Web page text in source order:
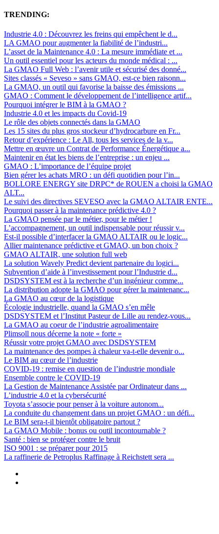
TRENDING:
Industrie 4.0 : Découvrez les freins qui empêchent le d...
LA GMAO pour augmenter la fiabilité de l’industri...
L’asset de la Maintenance 4.0 : La mesure immédiate et ...
Un outil essentiel pour les acteurs du monde médical : ...
La GMAO Full Web : l’avenir utile et sécurisé des donné...
Sites classés « Seveso » sans GMAO, est-ce bien raisonn...
La GMAO, un outil qui favorise la baisse des émissions ...
GMAO : Comment le développement de l’intelligence artif...
Pourquoi intégrer le BIM à la GMAO ?
Industrie 4.0 et les impacts du Covid-19
Le rôle des objets connectés dans la GMAO
Les 15 sites du plus gros stockeur d’hydrocarbure en Fr...
Retour d’expérience : Le All, tous les services de la v...
Mettre en œuvre un Contrat de Performance Énergétique a...
Maintenir en état les biens de l’entreprise : un enjeu ...
GMAO : L’importance de l’équipe projet
Bien gérer les achats MRO : un défi quotidien pour l’in...
BOLLORE ENERGY site DRPC* de ROUEN a choisi la GMAO
ALT...
Le suivi des directives SEVESO avec la GMAO ALTAIR ENTE...
Pourquoi passer à la maintenance prédictive 4.0 ?
La GMAO pensée par le métier, pour le métier !
L’accompagnement, un outil indispensable pour réussir v...
Est-il possible d’interfacer la GMAO ALTAIR ou le logic...
Allier maintenance prédictive et GMAO, un bon choix ?
GMAO ALTAIR, une solution full web
La solution Wavely Predict devient partenaire du logici...
Subvention d’aide à l’investissement pour l’Industrie d...
DSDSYSTEM est à la recherche d’un ingénieur comme...
La distribution adopte la GMAO pour gérer la maintenanc...
La GMAO au cœur de la logistique
Écologie industrielle, quand la GMAO s’en mêle
DSDSYSTEM et l’Institut Pasteur de Lille au rendez-vous...
La GMAO au coeur de l’industrie agroalimentaire
Plimsoll nous décerne la note « forte »
Réussir votre projet GMAO avec DSDSYSTEM
La maintenance des pompes à chaleur va-t-elle devenir o...
Le BIM au cœur de l’industrie
COVID-19 : remise en question de l’industrie mondiale
Ensemble contre le COVID-19
La Gestion de Maintenance Assistée par Ordinateur dans ...
L’industrie 4.0 et la cybersécurité
Toyota s’associe pour penser à la voiture autonom...
La conduite du changement dans un projet GMAO : un défi...
Le BIM sera-t-il bientôt obligatoire partout ?
La GMAO Mobile : bonus ou outil incontournable ?
Santé : bien se protéger contre le bruit
ISO 9001 : se préparer pour 2015
La raffinerie de Petroplus Raffinage à Reichstett sera ...